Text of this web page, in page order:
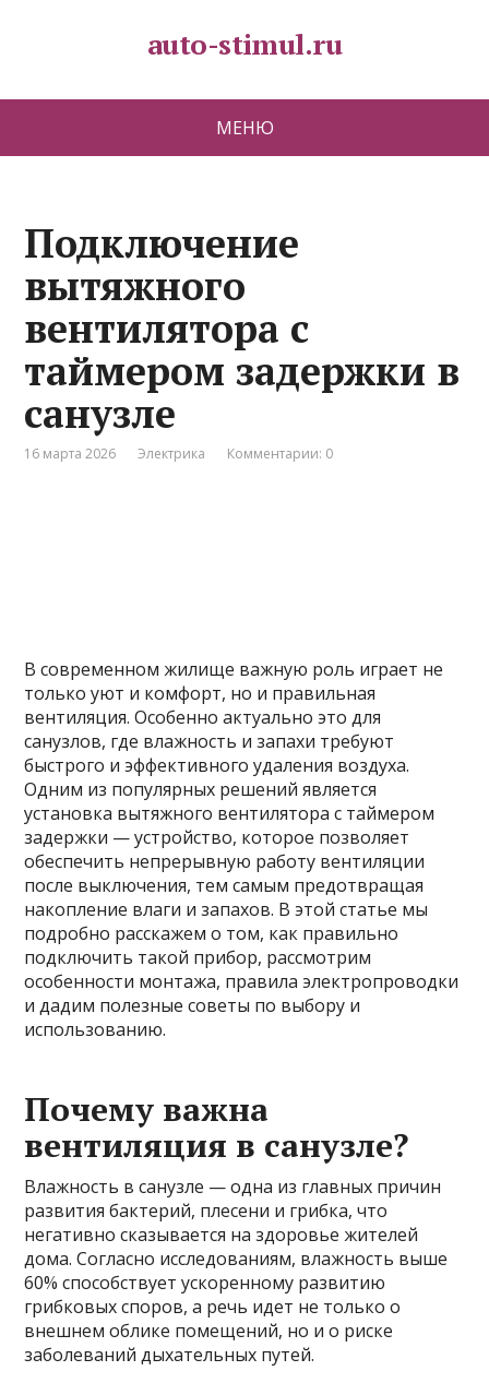
auto-stimul.ru
МЕНЮ
Подключение
вытяжного
вентилятора с
таймером задержки в
санузле
16 марта 2026 Электрика Комментарии: 0
В современном жилище важную роль играет не
только уют и комфорт, но и правильная
вентиляция. Особенно актуально это для
санузлов, где влажность и запахи требуют
быстрого и эффективного удаления воздуха.
Одним из популярных решений является
установка вытяжного вентилятора с таймером
задержки — устройство, которое позволяет
обеспечить непрерывную работу вентиляции
после выключения, тем самым предотвращая
накопление влаги и запахов. В этой статье мы
подробно расскажем о том, как правильно
подключить такой прибор, рассмотрим
особенности монтажа, правила электропроводки
и дадим полезные советы по выбору и
использованию.
Почему важна
вентиляция в санузле?
Влажность в санузле — одна из главных причин
развития бактерий, плесени и грибка, что
негативно сказывается на здоровье жителей
дома. Согласно исследованиям, влажность выше
60% способствует ускоренному развитию
грибковых споров, а речь идет не только о
внешнем облике помещений, но и о риске
заболеваний дыхательных путей.